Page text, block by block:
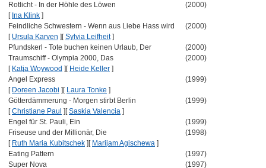
Rotlicht - In der Höhle des Löwen
(2000)
[ Ina Klink ]
Feindliche Schwestern - Wenn aus Liebe Hass wird
(2000)
[ Ursula Karven ] [Sylvia Leifheit]
Pfundskerl - Tote buchen keinen Urlaub, Der
(2000)
Traumschiff - Olympia 2000, Das
(2000)
[ Katja Woywood ] [ Heide Keller ]
Angel Express
(1999)
[ Doreen Jacobi ] [ Laura Tonke ]
Götterdämmerung - Morgen stirbt Berlin
(1999)
[Christiane Paul ] [Saskia Valencia ]
Engel für St. Pauli, Ein
(1999)
Friseuse und der Millionär, Die
(1998)
[ Ruth Maria Kubitschek ] [ Marijam Agischewa ]
Eating Pattern
(1997)
Super Nova
(1997)